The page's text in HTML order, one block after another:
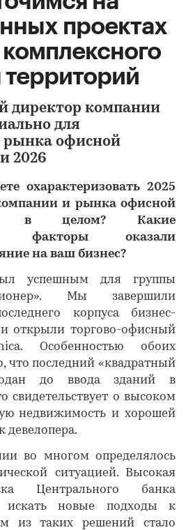
проектах
территорий
директор компании
для
рынка офисной
2026
охарактеризовать 2025
и рынка офисной
в целом? Какие
факторы оказали
на ваш бизнес?
успешным для группы
Мы завершили
корпуса бизнес-
открыли торгово-офисный
Особенностью обоих
что последний «квадратный
до ввода зданий в
свидетельствует о высоком
недвижимость и хорошей
девелопера.
во многом определялось
ситуацией. Высокая
Центрального банка
искать новые подходы к
из таких решений стало